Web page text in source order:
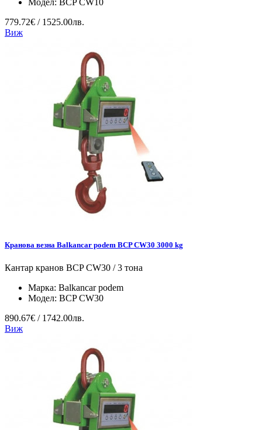
Модел: BCP CW10
779.72€ / 1525.00лв.
Виж
Кранова везна Balkancar podem BCP CW30 3000 kg
Кантар кранов BCP CW30 / 3 тона
Марка: Balkancar podem
Модел: BCP CW30
890.67€ / 1742.00лв.
Виж